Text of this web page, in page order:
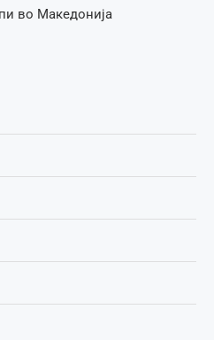
во Македонија